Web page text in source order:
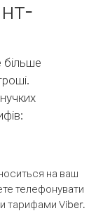
більше
на ваш
телефонувати
тарифами Viber.